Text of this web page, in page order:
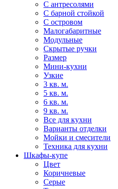
С антресолями
С барной стойкой
С островом
Малогабаритные
Модульные
Скрытые ручки
Размер
Мини-кухни
Узкие
3 кв. м.
5 кв. м.
6 кв. м.
9 кв. м.
Все для кухни
Варианты отделки
Мойки и смесители
Техника для кухни
Шкафы-купе
Цвет
Коричневые
Серые